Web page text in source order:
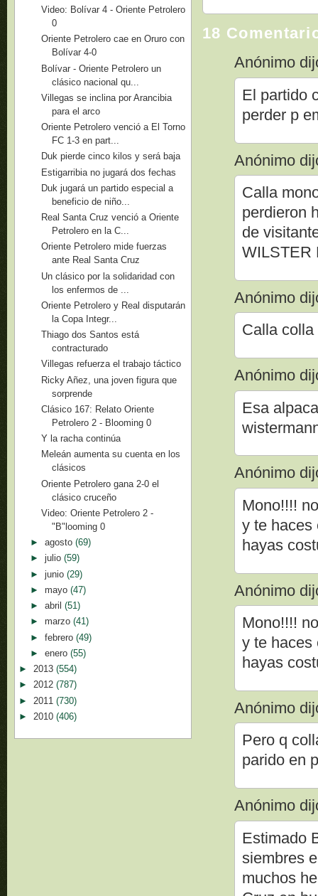
18
Anónimo
El partido
perder p
Anónimo
Calla
perdieron
de
WILSTER
Anónimo
Calla
Anónimo
Esa
Anónimo
Mono!!!!
y te haces
hayas
Anónimo
Mono!!!!
y te haces
hayas
Anónimo
Pero q
parido en
Anónimo
Estimado
siembres
muchos
Video: Bolívar 4 - Oriente Petrolero
0
Oriente Petrolero cae en Oruro con
Bolívar 4-0
Bolívar - Oriente Petrolero un
clásico nacional qu...
Villegas se inclina por Arancibia
para el arco
Oriente Petrolero venció a El Torno
FC 1-3 en part...
Duk pierde cinco kilos y será baja
Estigarribia no jugará dos fechas
Duk jugará un partido especial a
beneficio de niño...
Real Santa Cruz venció a Oriente
Petrolero en la C...
Oriente Petrolero mide fuerzas
ante Real Santa Cruz
Un clásico por la solidaridad con
los enfermos de ...
Oriente Petrolero y Real disputarán
la Copa Integr...
Thiago dos Santos está
contracturado
Villegas refuerza el trabajo táctico
Ricky Añez, una joven figura que
sorprende
Clásico 167: Relato Oriente
Petrolero 2 - Blooming 0
Y la racha continúa
Meleán aumenta su cuenta en los
clásicos
Oriente Petrolero gana 2-0 el
clásico cruceño
Video: Oriente Petrolero 2 -
"B"looming 0
► agosto (69)
► julio (59)
► junio (29)
► mayo (47)
► abril (51)
► marzo (41)
► febrero (49)
► enero (55)
► 2013 (554)
► 2012 (787)
► 2011 (730)
► 2010 (406)